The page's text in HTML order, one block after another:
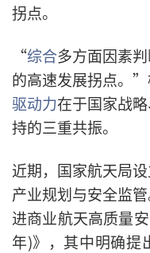
拐点。
“综合多方面因素
的高速发展拐点。
驱动力在于国家战
持的三重共振。
近期，国家航天局
产业规划与安全监
进商业航天高质量
年)》，其中明确